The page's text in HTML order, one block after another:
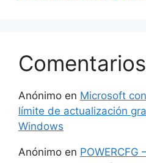
Anónimo en Microsoft
límite de actualización
Windows
Anónimo en POWERCFG